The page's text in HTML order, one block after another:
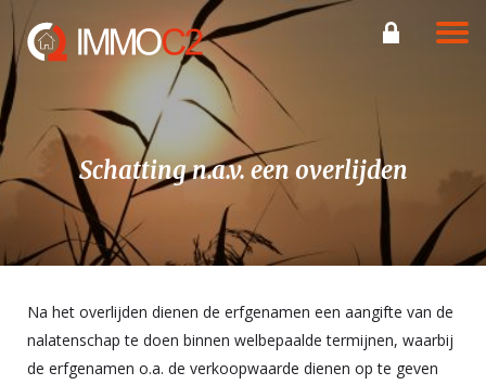
Schatting n.a.v. een overlijden
Na het overlijden dienen de erfgenamen een aangifte van de
nalatenschap te doen binnen welbepaalde termijnen, waarbij
de erfgenamen o.a. de verkoopwaarde dienen op te geven